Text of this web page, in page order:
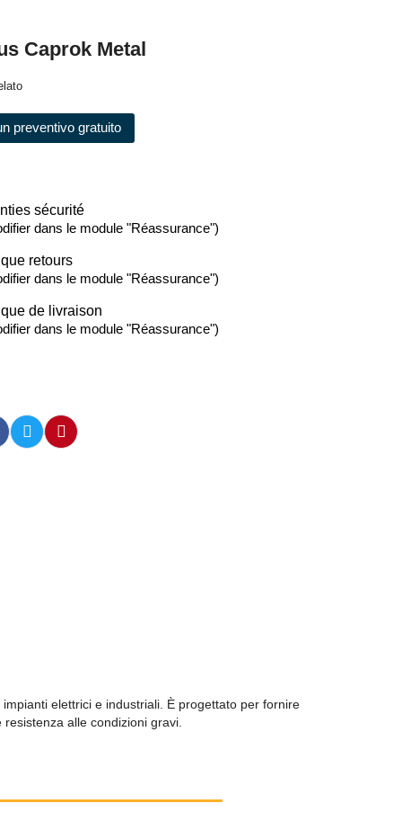
Caprok Metal
preventivo gratuito
sécurité
dans le module "Réassurance")
retours
dans le module "Réassurance")
de livraison
dans le module "Réassurance")
elettrici e industriali. È progettato per fornire
alle condizioni gravi.